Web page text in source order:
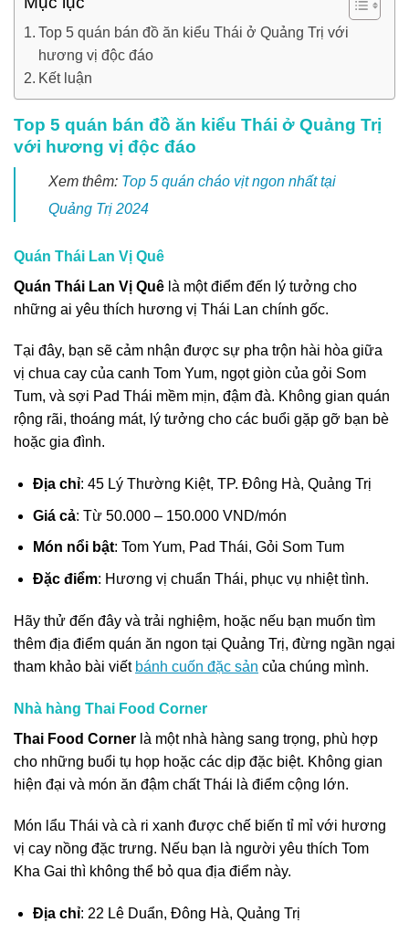
Top 5 quán bán đồ ăn kiểu Thái ở Quảng Trị với
hương vị độc đáo
Kết luận
Top 5 quán bán đồ ăn kiểu Thái ở Quảng Trị
với hương vị độc đáo
Xem thêm: Top 5 quán cháo vịt ngon nhất tại
Quảng Trị 2024
Quán Thái Lan Vị Quê
Quán Thái Lan Vị Quê là một điểm đến lý tưởng cho
những ai yêu thích hương vị Thái Lan chính gốc.
Tại đây, bạn sẽ cảm nhận được sự pha trộn hài hòa giữa
vị chua cay của canh Tom Yum, ngọt giòn của gỏi Som
Tum, và sợi Pad Thái mềm mịn, đậm đà. Không gian quán
rộng rãi, thoáng mát, lý tưởng cho các buổi gặp gỡ bạn bè
hoặc gia đình.
Địa chỉ: 45 Lý Thường Kiệt, TP. Đông Hà, Quảng Trị
Giá cả: Từ 50.000 – 150.000 VND/món
Món nổi bật: Tom Yum, Pad Thái, Gỏi Som Tum
Đặc điểm: Hương vị chuẩn Thái, phục vụ nhiệt tình.
Hãy thử đến đây và trải nghiệm, hoặc nếu bạn muốn tìm
thêm địa điểm quán ăn ngon tại Quảng Trị, đừng ngần ngại
tham khảo bài viết bánh cuốn đặc sản của chúng mình.
Nhà hàng Thai Food Corner
Thai Food Corner là một nhà hàng sang trọng, phù hợp
cho những buổi tụ họp hoặc các dịp đặc biệt. Không gian
hiện đại và món ăn đậm chất Thái là điểm cộng lớn.
Món lẩu Thái và cà ri xanh được chế biến tỉ mỉ với hương
vị cay nồng đặc trưng. Nếu bạn là người yêu thích Tom
Kha Gai thì không thể bỏ qua địa điểm này.
Địa chỉ: 22 Lê Duẩn, Đông Hà, Quảng Trị